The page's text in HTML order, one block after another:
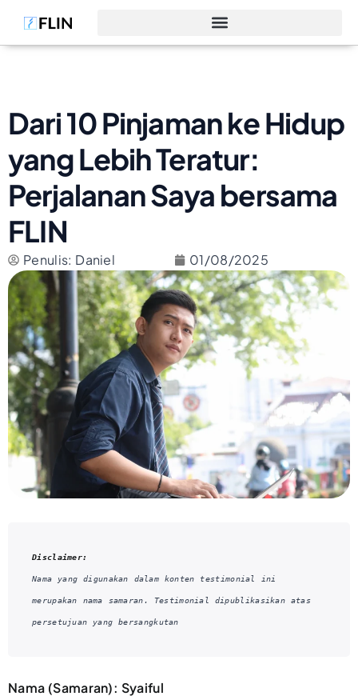
Dari 10 Pinjaman ke Hidup
yang Lebih Teratur:
Perjalanan Saya bersama
FLIN
Penulis: Daniel 01/08/2025
Disclaimer:
Nama yang digunakan dalam konten testimonial ini
merupakan nama samaran. Testimonial dipublikasikan atas
persetujuan yang bersangkutan
Nama (Samaran): Syaiful